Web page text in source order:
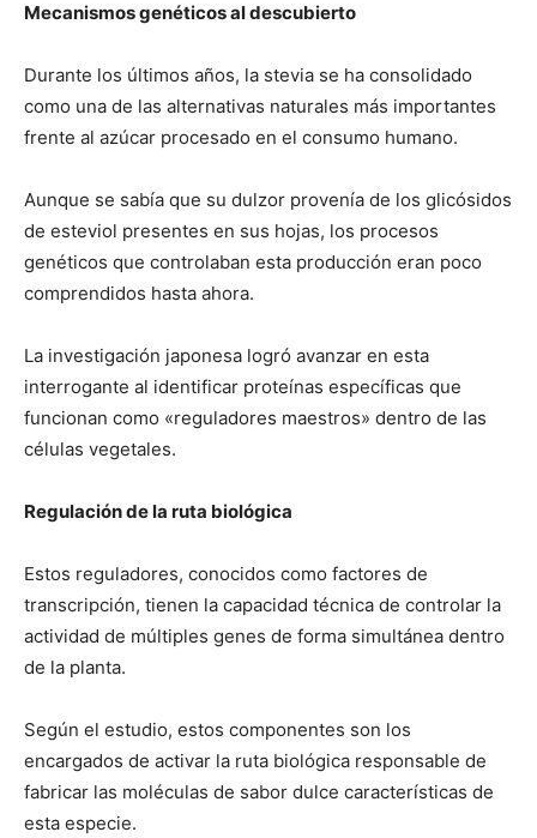
Mecanismos genéticos al descubierto
Durante los últimos años, la stevia se ha consolidado
como una de las alternativas naturales más importantes
frente al azúcar procesado en el consumo humano.
Aunque se sabía que su dulzor provenía de los glicósidos
de esteviol presentes en sus hojas, los procesos
genéticos que controlaban esta producción eran poco
comprendidos hasta ahora.
La investigación japonesa logró avanzar en esta
interrogante al identificar proteínas específicas que
funcionan como «reguladores maestros» dentro de las
células vegetales.
Regulación de la ruta biológica
Estos reguladores, conocidos como factores de
transcripción, tienen la capacidad técnica de controlar la
actividad de múltiples genes de forma simultánea dentro
de la planta.
Según el estudio, estos componentes son los
encargados de activar la ruta biológica responsable de
fabricar las moléculas de sabor dulce características de
esta especie.